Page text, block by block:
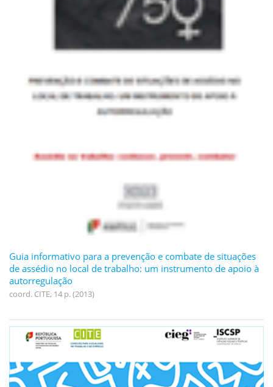
Guia informativo para a prevenção e combate de situações
de assédio no local de trabalho: um instrumento de apoio à
autorregulação
coord. CITE, 14 p. (2013)